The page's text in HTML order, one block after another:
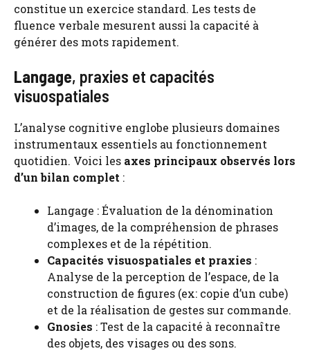
constitue un exercice standard. Les tests de
fluence verbale mesurent aussi la capacité à
générer des mots rapidement.
Langage, praxies et capacités
visuospatiales
L’analyse cognitive englobe plusieurs domaines
instrumentaux essentiels au fonctionnement
quotidien. Voici les axes principaux observés lors
d’un bilan complet :
Langage : Évaluation de la dénomination
d’images, de la compréhension de phrases
complexes et de la répétition.
Capacités visuospatiales et praxies :
Analyse de la perception de l’espace, de la
construction de figures (ex: copie d’un cube)
et de la réalisation de gestes sur commande.
Gnosies : Test de la capacité à reconnaître
des objets, des visages ou des sons.